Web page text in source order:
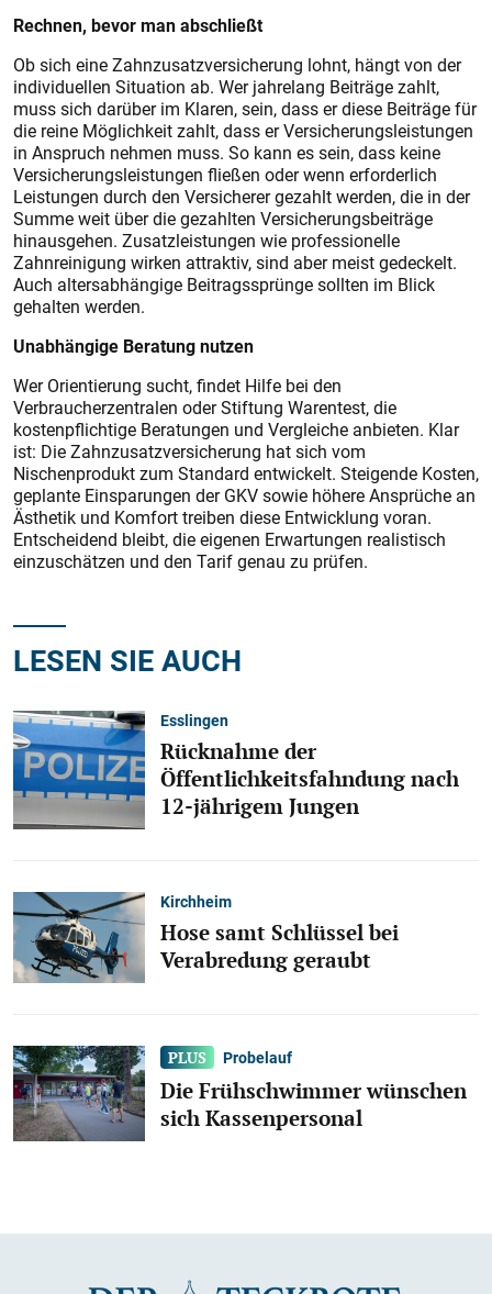
Rechnen, bevor man abschließt
Ob sich eine Zahnzusatzversicherung lohnt, hängt von der
individuellen Situation ab. Wer jahrelang Beiträge zahlt,
muss sich darüber im Klaren, sein, dass er diese Beiträge für
die reine Möglichkeit zahlt, dass er Versicherungsleistungen
in Anspruch nehmen muss. So kann es sein, dass keine
Versicherungsleistungen fließen oder wenn erforderlich
Leistungen durch den Versicherer gezahlt werden, die in der
Summe weit über die gezahlten Versicherungsbeiträge
hinausgehen. Zusatzleistungen wie professionelle
Zahnreinigung wirken attraktiv, sind aber meist gedeckelt.
Auch altersabhängige Beitragssprünge sollten im Blick
gehalten werden.
Unabhängige Beratung nutzen
Wer Orientierung sucht, findet Hilfe bei den
Verbraucherzentralen oder Stiftung Warentest, die
kostenpflichtige Beratungen und Vergleiche anbieten. Klar
ist: Die Zahnzusatzversicherung hat sich vom
Nischenprodukt zum Standard entwickelt. Steigende Kosten,
geplante Einsparungen der GKV sowie höhere Ansprüche an
Ästhetik und Komfort treiben diese Entwicklung voran.
Entscheidend bleibt, die eigenen Erwartungen realistisch
einzuschätzen und den Tarif genau zu prüfen.
LESEN SIE AUCH
Esslingen
Rücknahme der
Öffentlichkeitsfahndung nach
12-jährigem Jungen
Kirchheim
Hose samt Schlüssel bei
Verabredung geraubt
Probelauf
Die Frühschwimmer wünschen
sich Kassenpersonal